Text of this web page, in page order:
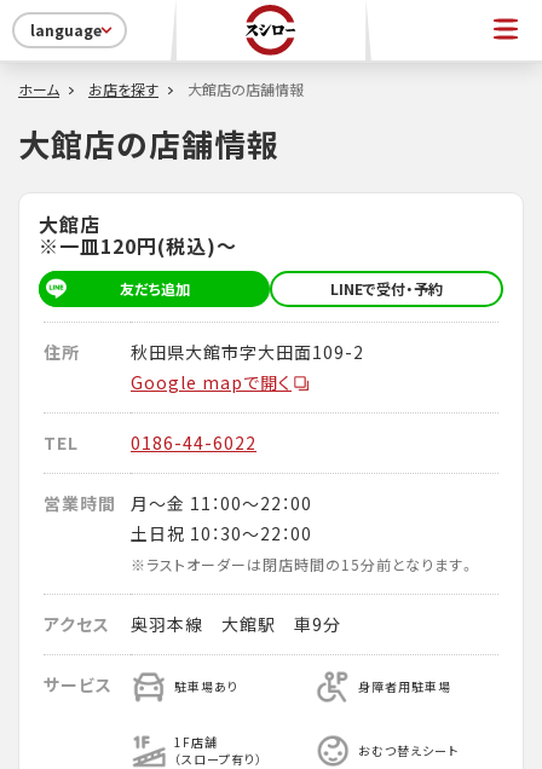
language
ホーム お店を探す 大館店の店舗情報
大館店の店舗情報
大館店
※一皿120円(税込)～
友だち追加 LINEで受付・予約
住所
秋田県大館市字大田面109-2
Google mapで開く
TEL 0186-44-6022
営業時間
月～金 11：00～22：00
土日祝 10：30～22：00
※ラストオーダーは閉店時間の15分前となります。
アクセス 奥羽本線 大館駅 車9分
サービス 駐車場あり 身障者用駐車場
1F店舗
（スロープ有り）
おむつ替えシート